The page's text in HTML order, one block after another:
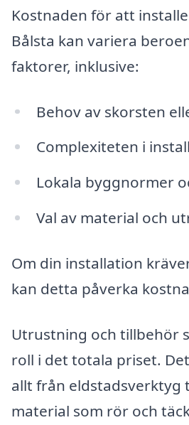
Kostnaden för att
Bålsta kan variera
faktorer, inklusive:
Behov av skorsten
Complexiteten i
Lokala byggnormer
Val av material och
Om din installation
kan detta påverka
Utrustning och tillbehör
roll i det totala priset.
allt från eldstadsverktyg
material som rör och